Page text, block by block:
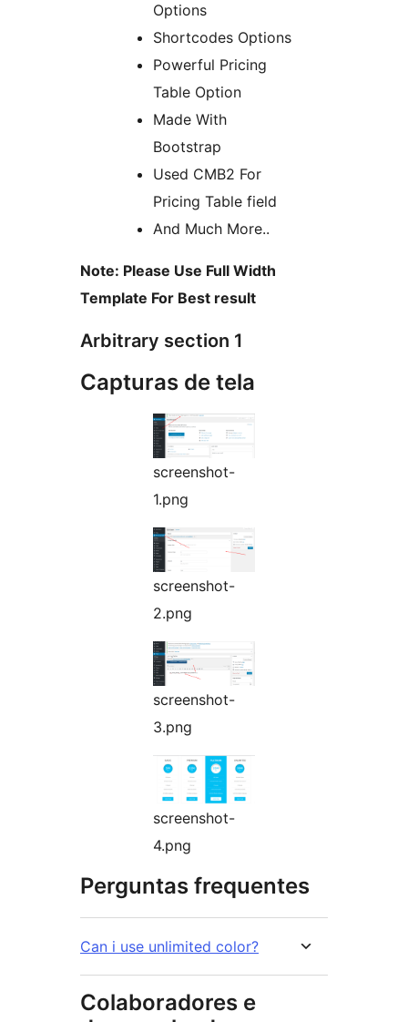
Options
Shortcodes Options
Powerful Pricing
Table Option
Made With
Bootstrap
Used CMB2 For
Pricing Table field
And Much More..
Note: Please Use Full Width
Template For Best result
Arbitrary section 1
Capturas de tela
screenshot-
1.png
screenshot-
2.png
screenshot-
3.png
screenshot-
4.png
Perguntas frequentes
Can i use unlimited color?
Colaboradores e